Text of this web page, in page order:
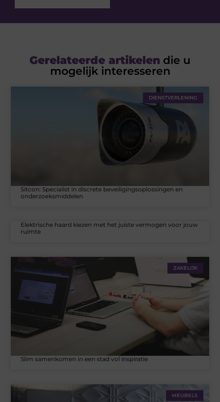
Gerelateerde artikelen die u
mogelijk interesseren
DIENSTVERLENING
Sitcon: Specialist in discrete beveiligingsoplossingen en
onderzoeksmiddelen
Elektrische haard kiezen met het juiste vermogen voor jouw
ruimte
ZAKELIJK
Slim samenkomen in een stad vol inspiratie
MEUBELS